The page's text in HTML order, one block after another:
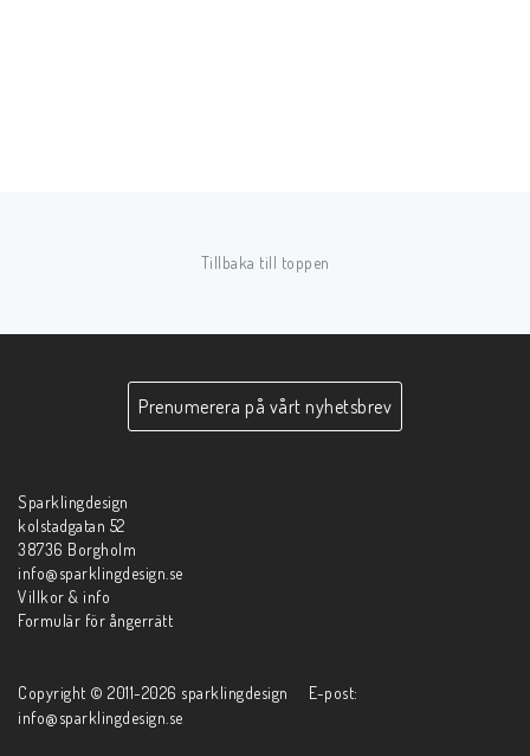
Tillbaka till toppen
Prenumerera på vårt nyhetsbrev
Sparklingdesign
kolstadgatan 52
38736 Borgholm
info@sparklingdesign.se
Villkor & info
Formulär för ångerrätt
Copyright © 2011-2026 sparklingdesign E-post:
info@sparklingdesign.se